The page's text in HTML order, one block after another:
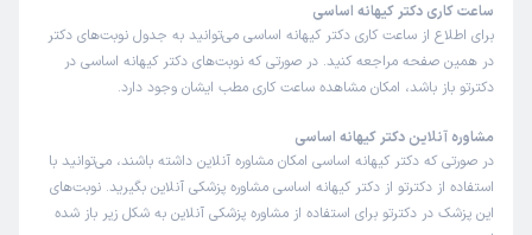
علت مراجعه: مدیریت دوران یائسگی و مشکلات هورمونی
کاربر دکترتو
نوبت مطب از دکترتو
این پزشک را پیشنهاد میکنم
زمان انتظار: بیش از 90 دقیقه
دکتر باسواد و دانش و بسیار حاذقی هستند
ساعت کاری دکتر کیهانه اساسی
برای اطلاع از ساعت کاری دکتر کیهانه اساسی می‌توانید به جدول نوبت‌های دکتر
در همین صفحه مراجعه کنید. در صورتی که نوبت‌های دکتر کیهانه اساسی در
دکترتو باز باشد، امکان مشاهده ساعت کاری مطب ایشان وجود دارد.
مشاوره آنلاین دکتر کیهانه اساسی
در صورتی که دکتر کیهانه اساسی امکان مشاوره آنلاین داشته باشند، می‌توانید با
استفاده از دکترتو از دکتر کیهانه اساسی مشاوره پزشکی آنلاین بگیرید. نوبت‌های
این پزشک در دکترتو برای استفاده از مشاوره پزشکی آنلاین به شکل زیر باز شده